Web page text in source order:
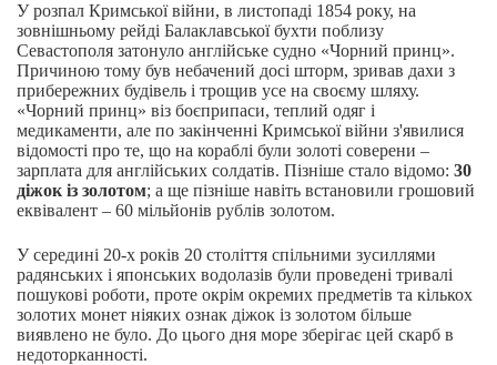
У розпал Кримської війни, в листопаді 1854 року, на
зовнішньому рейді Балаклавської бухти поблизу
Севастополя затонуло англійське судно «Чорний принц».
Причиною тому був небачений досі шторм, зривав дахи з
прибережних будівель і трощив усе на своєму шляху.
«Чорний принц» віз боєприпаси, теплий одяг і
медикаменти, але по закінченні Кримської війни з'явилися
відомості про те, що на кораблі були золоті соверени –
зарплата для англійських солдатів. Пізніше стало відомо: 30
діжок із золотом; а ще пізніше навіть встановили грошовий
еквівалент – 60 мільйонів рублів золотом.
У середині 20-х років 20 століття спільними зусиллями
радянських і японських водолазів були проведені тривалі
пошукові роботи, проте окрім окремих предметів та кількох
золотих монет ніяких ознак діжок із золотом більше
виявлено не було. До цього дня море зберігає цей скарб в
недоторканності.